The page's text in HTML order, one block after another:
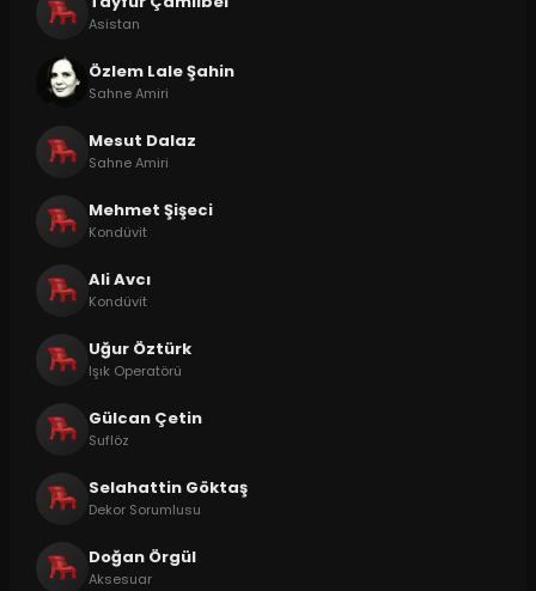
Asistan
Özlem Lale Şahin
Sahne Amiri
Mesut Dalaz
Sahne Amiri
Mehmet Şişeci
Kondüvit
Ali Avcı
Kondüvit
Uğur Öztürk
Işık Operatörü
Gülcan Çetin
Suflöz
Selahattin Göktaş
Dekor Sorumlusu
Doğan Örgül
Aksesuar